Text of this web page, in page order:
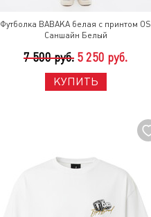
Футболка BABAKA белая с принтом OS
Саншайн Белый
7 500 руб. 5 250 руб.
КУПИТЬ